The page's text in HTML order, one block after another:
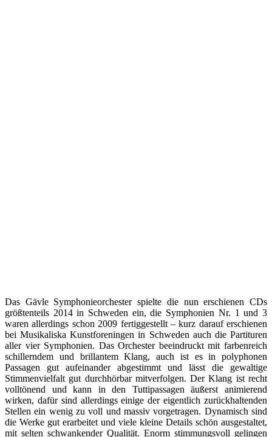
Das Gävle Symphonieorchester spielte die nun erschienen CDs
größtenteils 2014 in Schweden ein, die Symphonien Nr. 1 und 3
waren allerdings schon 2009 fertiggestellt – kurz darauf erschienen
bei Musikaliska Kunstforeningen in Schweden auch die Partituren
aller vier Symphonien. Das Orchester beeindruckt mit farbenreich
schillerndem und brillantem Klang, auch ist es in polyphonen
Passagen gut aufeinander abgestimmt und lässt die gewaltige
Stimmenvielfalt gut durchhörbar mitverfolgen. Der Klang ist recht
volltönend und kann in den Tuttipassagen äußerst animierend
wirken, dafür sind allerdings einige der eigentlich zurückhaltenden
Stellen ein wenig zu voll und massiv vorgetragen. Dynamisch sind
die Werke gut erarbeitet und viele kleine Details schön ausgestaltet,
mit selten schwankender Qualität. Enorm stimmungsvoll gelingen